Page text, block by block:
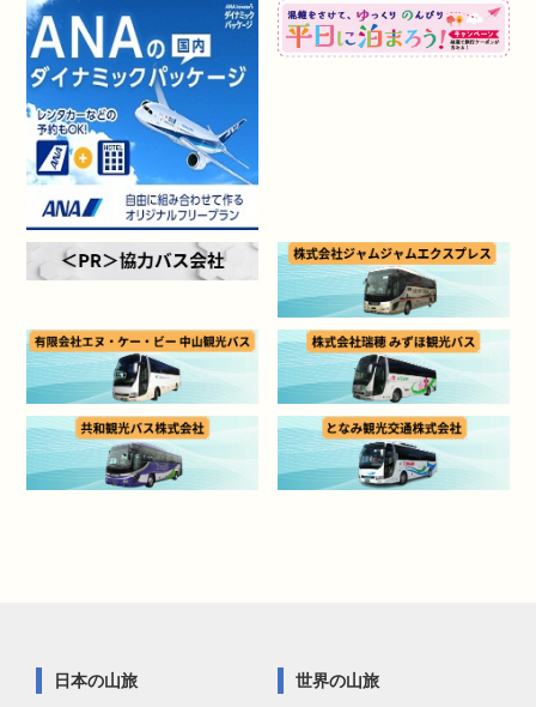
日本の山旅 世界の山旅